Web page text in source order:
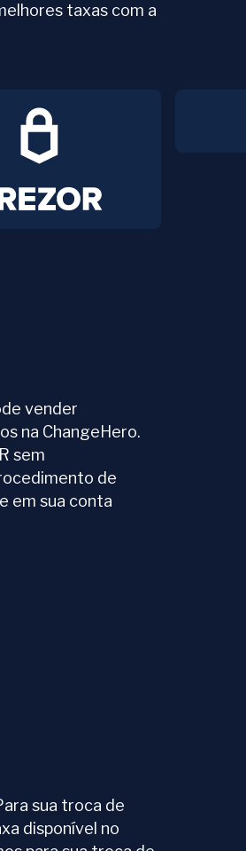
taxas com a
vender
na ChangeHero.
sem
de
em sua conta
sua troca de
disponível no